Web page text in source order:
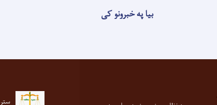
بیا په خبرونو کی